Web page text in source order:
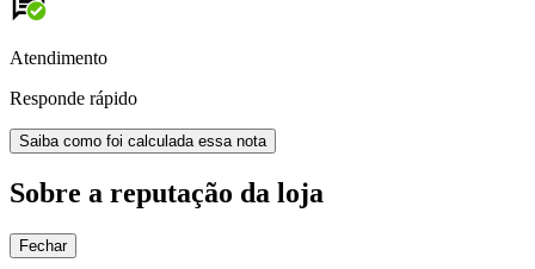
Atendimento
Responde rápido
Saiba como foi calculada essa nota
Sobre a reputação da loja
Fechar